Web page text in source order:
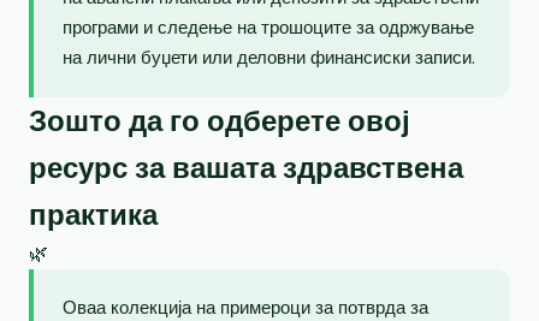
програми и следење на трошоците за одржување
на лични буџети или деловни финансиски записи.
Зошто да го одберете овој
ресурс за вашата здравствена
практика
🌿
Оваа колекција на примероци за потврда за